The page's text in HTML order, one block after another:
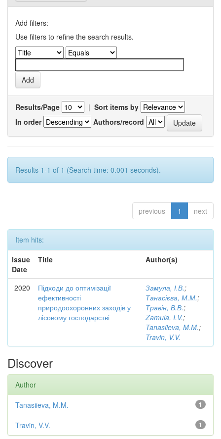
Add filters:
Use filters to refine the search results.
Results/Page | Sort items by
In order
Authors/record
Results 1-1 of 1 (Search time: 0.001 seconds).
previous 1 next
Item hits:
Issue
Date
Title Author(s)
2020
Підходи до оптимізації
ефективності
природоохоронних заходів у
лісовому господарстві
Замула, І.В.;
Танасієва, М.М.;
Травін, В.В.;
Zamula, I.V.;
Tanasiieva, M.M.;
Travin, V.V.
Discover
Author
1
Tanasiieva, M.M.
1
Travin, V.V.